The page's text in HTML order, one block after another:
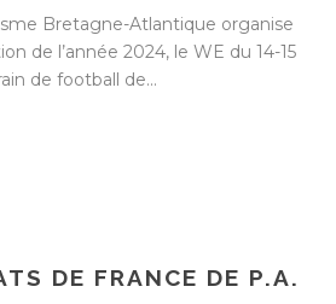
Bretagne-Atlantique organise
de l’année 2024, le WE du 14-15
de football de...
DE FRANCE DE P.A.